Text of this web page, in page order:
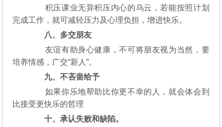
积压课业无异积压内心的乌云，若能按照计划
完成工作，就可减轻压力及心理负担，增进快乐。
八、多交朋友
友谊有助身心健康，不可将朋友视为当然，要
培养情感，广交“新人”。
九、不吝啬给予
如果你乐地帮助比你更不幸的人，就会体会到
比接受更快乐的哲理
十、承认失败和缺陷。